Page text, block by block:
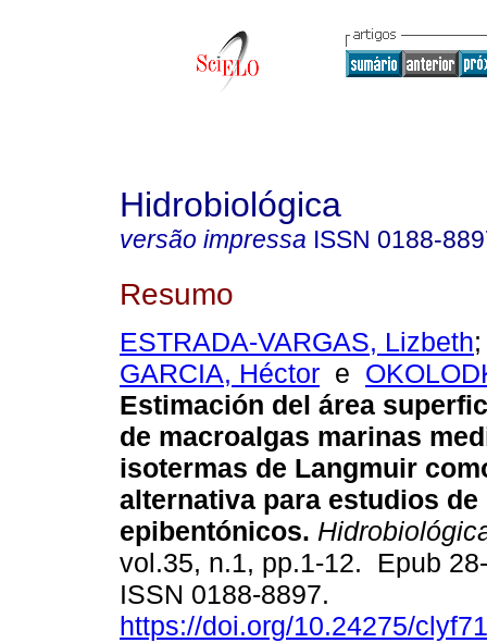
Hidrobiológica
versão impressa ISSN 0188-
Resumo
ESTRADA-VARGAS, Lizbeth
GARCIA, Héctor e
Estimación del área
de macroalgas marinas
isotermas de Langmuir
alternativa para estudios de
epibentónicos.
vol.35, n.1, pp.1-12. Epub
ISSN 0188-8897.
https://doi.org/10.24275/